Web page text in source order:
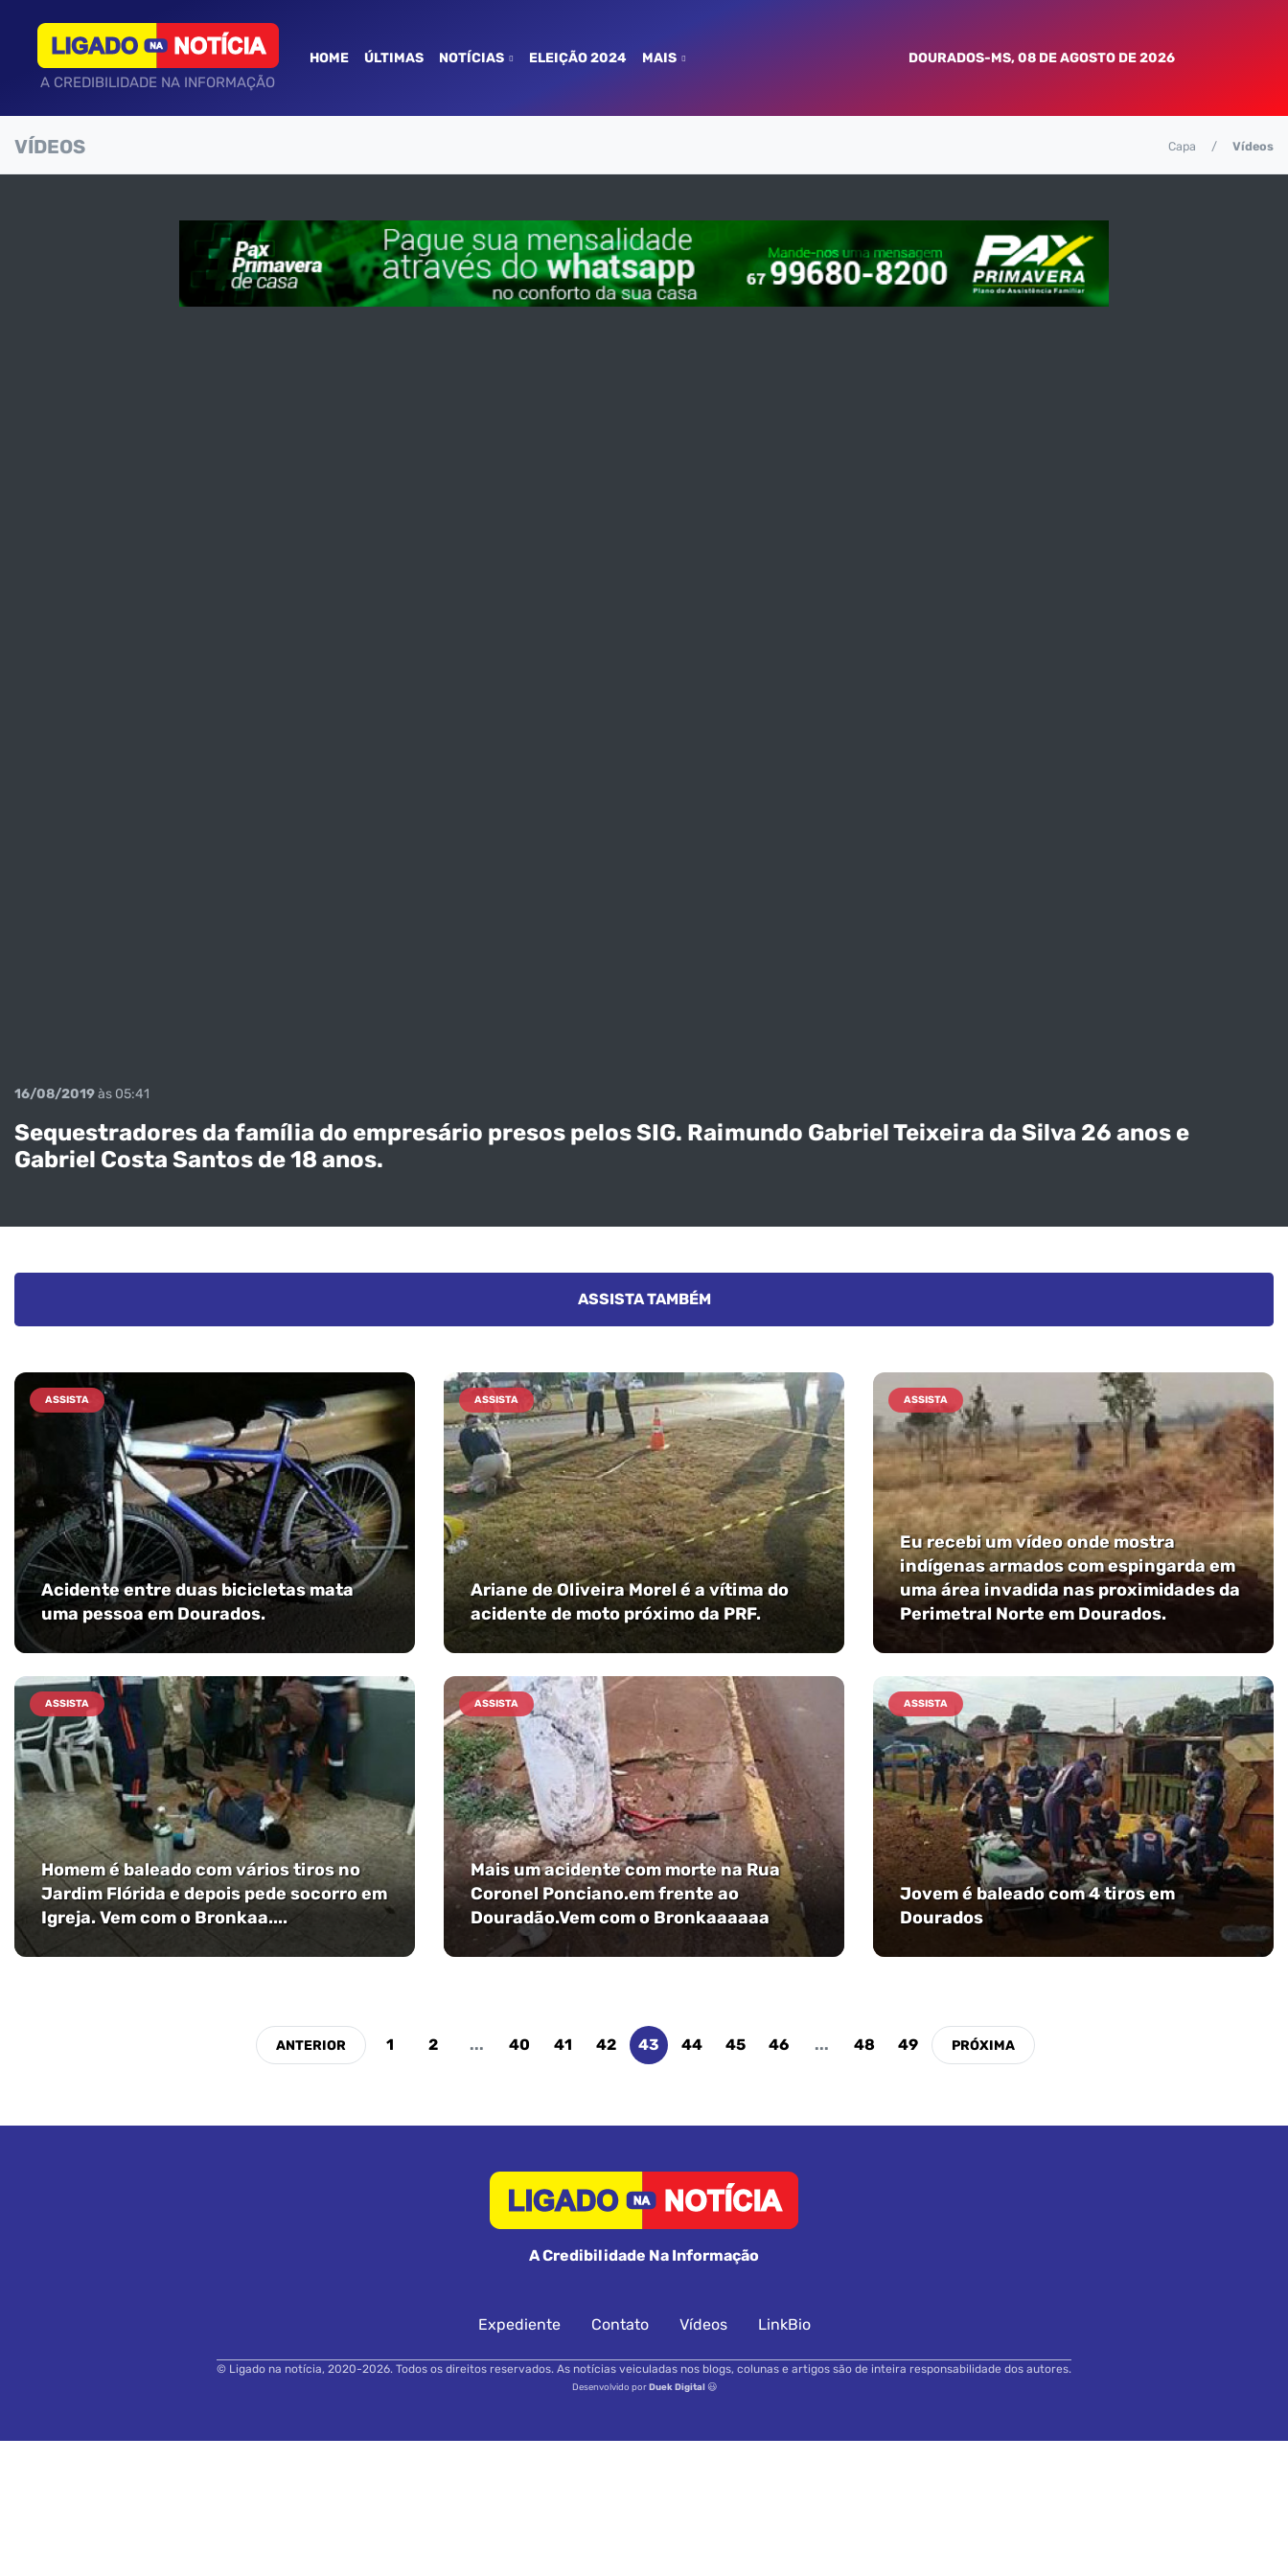
A CREDIBILIDADE NA INFORMAÇÃO
HOME ÚLTIMAS NOTÍCIAS ELEIÇÃO 2024 MAIS DOURADOS-MS, 08 DE AGOSTO DE 2026
VÍDEOS Capa Vídeos
16/08/2019às 05:41
Sequestradores da família do empresário presos pelos SIG. Raimundo Gabriel Teixeira da Silva 26 anos e
Gabriel Costa Santos de 18 anos.
ASSISTA TAMBÉM
ASSISTA
Acidente entre duas bicicletas mata
uma pessoa em Dourados.
ASSISTA
Ariane de Oliveira Morel é a vítima do
acidente de moto próximo da PRF.
ASSISTA
Eu recebi um vídeo onde mostra
indígenas armados com espingarda em
uma área invadida nas proximidades da
Perimetral Norte em Dourados.
ASSISTA
Homem é baleado com vários tiros no
Jardim Flórida e depois pede socorro em
Igreja. Vem com o Bronkaa....
ASSISTA
Mais um acidente com morte na Rua
Coronel Ponciano.em frente ao
Douradão.Vem com o Bronkaaaaaa
ASSISTA
Jovem é baleado com 4 tiros em
Dourados
1 2 ... 40 41 42 43 44 45 46 ... 48 49
A Credibilidade Na Informação
Expediente Contato Vídeos LinkBio
© Ligado na notícia, 2020-2026. Todos os direitos reservados. As notícias veiculadas nos blogs, colunas e artigos são de inteira responsabilidade dos autores.
Desenvolvido porDuek Digital😃